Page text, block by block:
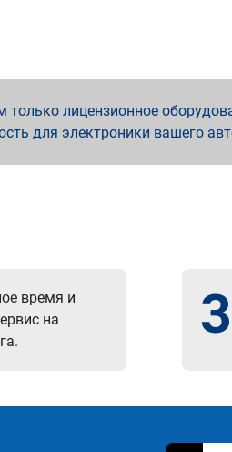
лицензионное
для электроники вашего
время и
на
3